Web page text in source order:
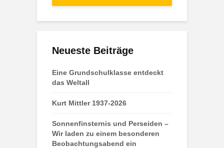
Neueste Beiträge
Eine Grundschulklasse entdeckt
das Weltall
Kurt Mittler 1937-2026
Sonnenfinsternis und Perseiden –
Wir laden zu einem besonderen
Beobachtungsabend ein